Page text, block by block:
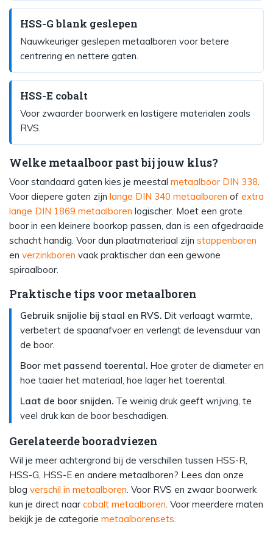
HSS-G blank geslepen
Nauwkeuriger geslepen metaalboren voor betere
centrering en nettere gaten.
HSS-E cobalt
Voor zwaarder boorwerk en lastigere materialen zoals
RVS.
Welke metaalboor past bij jouw klus?
Voor standaard gaten kies je meestal metaalboor DIN 338.
Voor diepere gaten zijn lange DIN 340 metaalboren of extra
lange DIN 1869 metaalboren logischer. Moet een grote
boor in een kleinere boorkop passen, dan is een afgedraaide
schacht handig. Voor dun plaatmateriaal zijn stappenboren
en verzinkboren vaak praktischer dan een gewone
spiraalboor.
Praktische tips voor metaalboren
Gebruik snijolie bij staal en RVS. Dit verlaagt warmte,
verbetert de spaanafvoer en verlengt de levensduur van
de boor.
Boor met passend toerental. Hoe groter de diameter en
hoe taaier het materiaal, hoe lager het toerental.
Laat de boor snijden. Te weinig druk geeft wrijving, te
veel druk kan de boor beschadigen.
Gerelateerde booradviezen
Wil je meer achtergrond bij de verschillen tussen HSS-R,
HSS-G, HSS-E en andere metaalboren? Lees dan onze
blog verschil in metaalboren. Voor RVS en zwaar boorwerk
kun je direct naar cobalt metaalboren. Voor meerdere maten
bekijk je de categorie metaalborensets.